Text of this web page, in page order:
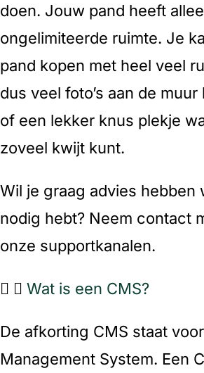
doen. Jouw pand heeft
ongelimiteerde ruimte. Je
pand kopen met heel veel
dus veel foto’s aan de
of een lekker knus plekje
zoveel kwijt kunt.
Wil je graag advies hebben
nodig hebt? Neem contact
onze supportkanalen.
Wat is een CMS?
De afkorting CMS staat
Management System. Een